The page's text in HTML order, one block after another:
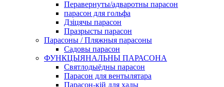
Перавернуты/адваротны парасон
парасон для гольфа
Дзіцячы парасон
Празрысты парасон
Парасоны / Пляжныя парасоны
Садовы парасон
ФУНКЦЫЯНАЛЬНЫ ПАРАСОНА
Святлодыёдны парасон
Парасон для вентылятара
Парасон-кій для хады